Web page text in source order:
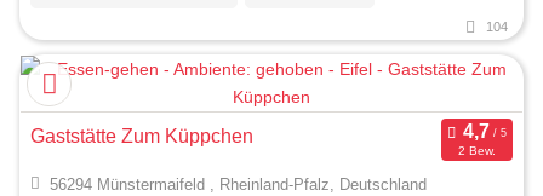
104
Gaststätte Zum Küppchen
2 Bew.
56294 Münstermaifeld , Rheinland-Pfalz, Deutschland